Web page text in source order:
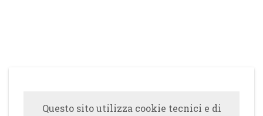
Questo sito utilizza cookie tecnici e di